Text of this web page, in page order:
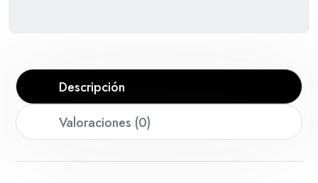
Descripción
Valoraciones (0)